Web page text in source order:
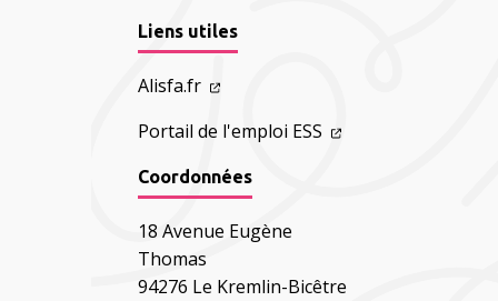
Liens utiles
Alisfa.fr
Portail de l'emploi ESS
Coordonnées
18 Avenue Eugène
Thomas
94276 Le Kremlin-Bicêtre